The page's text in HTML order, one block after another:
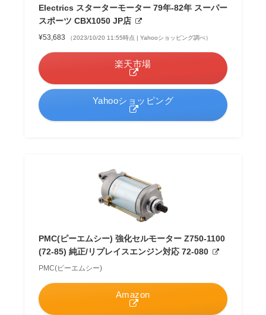
Electrics スターターモーター 79年-82年 スーパー
スポーツ CBX1050 JP店
¥53,683 （2023/10/20 11:55時点 | Yahooショッピング調べ）
楽天市場
Yahooショッピング
PMC(ピーエムシー) 強化セルモーター Z750-1100
(72-85) 純正/リプレイスエンジン対応 72-080
PMC(ピーエムシー)
Amazon